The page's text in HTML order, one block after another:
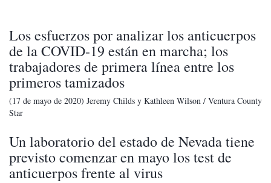
Los esfuerzos por analizar los anticuerpos
de la COVID-19 están en marcha; los
trabajadores de primera línea entre los
primeros tamizados
(17 de mayo de 2020) Jeremy Childs y Kathleen Wilson / Ventura County
Star
Un laboratorio del estado de Nevada tiene
previsto comenzar en mayo los test de
anticuerpos frente al virus